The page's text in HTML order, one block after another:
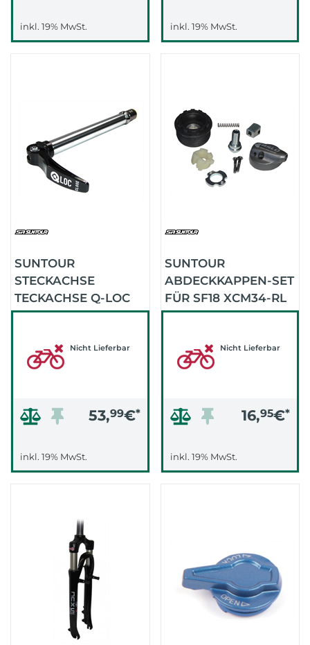
inkl. 19% MwSt. inkl. 19% MwSt.
SUNTOUR
STECKACHSE
TECKACHSE Q-LOC
15QLC32 (.)
Nicht Lieferbar
53,99€*
inkl. 19% MwSt.
SUNTOUR
ABDECKKAPPEN-SET
FÜR SF18 XCM34-RL
FKE 310-15 (.)
Nicht Lieferbar
16,95€*
inkl. 19% MwSt.